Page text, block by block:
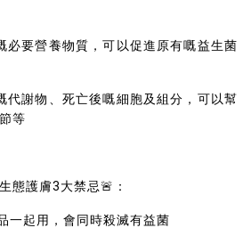
必要營養物質，可以促進原有嘅益生菌
代謝物、死亡後嘅細胞及組分，可以幫
等
態護膚3大禁忌🚨：
一起用，會同時殺滅有益菌